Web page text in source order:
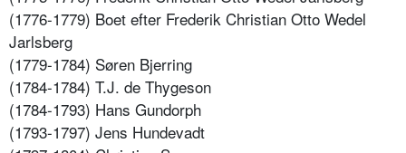
(1776-1779) Boet efter Frederik Christian Otto Wedel
Jarlsberg
(1779-1784) Søren Bjerring
(1784-1784) T.J. de Thygeson
(1784-1793) Hans Gundorph
(1793-1797) Jens Hundevadt